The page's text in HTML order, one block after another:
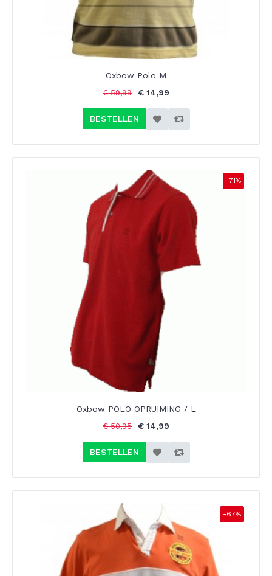
Oxbow Polo M
€ 59,99 € 14,99
BESTELLEN
-71%
Oxbow POLO OPRUIMING / L
€ 50,95 € 14,99
BESTELLEN
-67%